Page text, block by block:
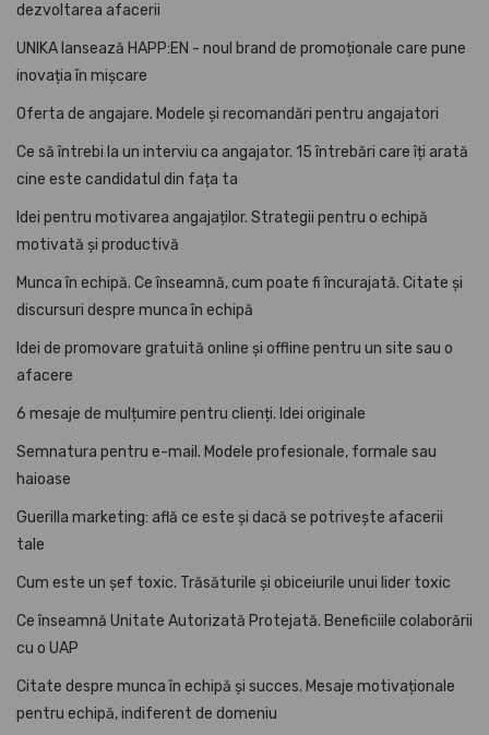
dezvoltarea afacerii
UNIKA lansează HAPP:EN - noul brand de promoționale care pune
inovația în mișcare
Oferta de angajare. Modele și recomandări pentru angajatori
Ce să întrebi la un interviu ca angajator. 15 întrebări care îți arată
cine este candidatul din fața ta
Idei pentru motivarea angajaților. Strategii pentru o echipă
motivată și productivă
Munca în echipă. Ce înseamnă, cum poate fi încurajată. Citate și
discursuri despre munca în echipă
Idei de promovare gratuită online și offline pentru un site sau o
afacere
6 mesaje de mulțumire pentru clienți. Idei originale
Semnatura pentru e-mail. Modele profesionale, formale sau
haioase
Guerilla marketing: află ce este și dacă se potrivește afacerii
tale
Cum este un șef toxic. Trăsăturile și obiceiurile unui lider toxic
Ce înseamnă Unitate Autorizată Protejată. Beneficiile colaborării
cu o UAP
Citate despre munca în echipă și succes. Mesaje motivaționale
pentru echipă, indiferent de domeniu